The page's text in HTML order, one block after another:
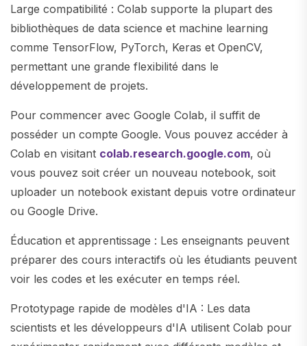
Large compatibilité : Colab supporte la plupart des
bibliothèques de data science et machine learning
comme TensorFlow, PyTorch, Keras et OpenCV,
permettant une grande flexibilité dans le
développement de projets.
Pour commencer avec Google Colab, il suffit de
posséder un compte Google. Vous pouvez accéder à
Colab en visitant colab.research.google.com, où
vous pouvez soit créer un nouveau notebook, soit
uploader un notebook existant depuis votre ordinateur
ou Google Drive.
Éducation et apprentissage : Les enseignants peuvent
préparer des cours interactifs où les étudiants peuvent
voir les codes et les exécuter en temps réel.
Prototypage rapide de modèles d'IA : Les data
scientists et les développeurs d'IA utilisent Colab pour